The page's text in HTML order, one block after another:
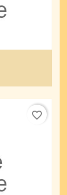
favorite_border